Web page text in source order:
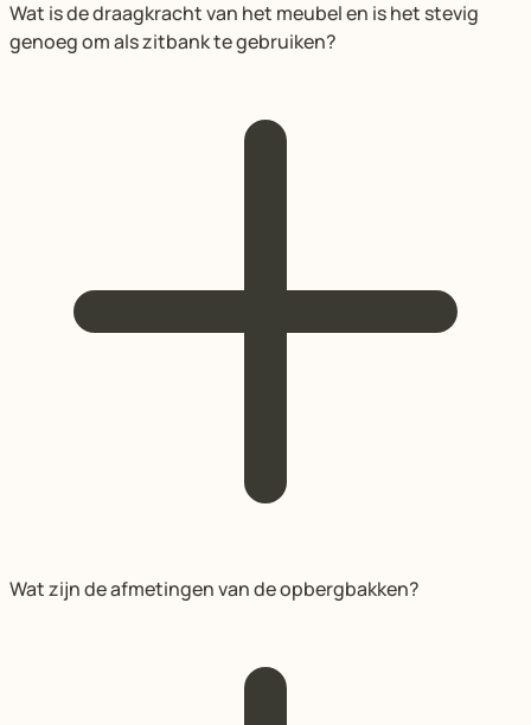
Wat is de draagkracht van het meubel en is het stevig
genoeg om als zitbank te gebruiken?
Wat zijn de afmetingen van de opbergbakken?